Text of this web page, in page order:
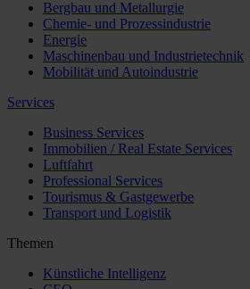
Bergbau und Metallurgie
Chemie- und Prozessindustrie
Energie
Maschinenbau und Industrietechnik
Mobilität und Autoindustrie
Services
Business Services
Immobilien / Real Estate Services
Luftfahrt
Professional Services
Tourismus & Gastgewerbe
Transport und Logistik
Themen
Künstliche Intelligenz